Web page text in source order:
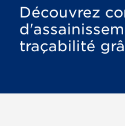
Découvrez
traçabilité